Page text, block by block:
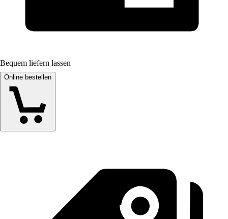
Bequem liefern lassen
Online bestellen